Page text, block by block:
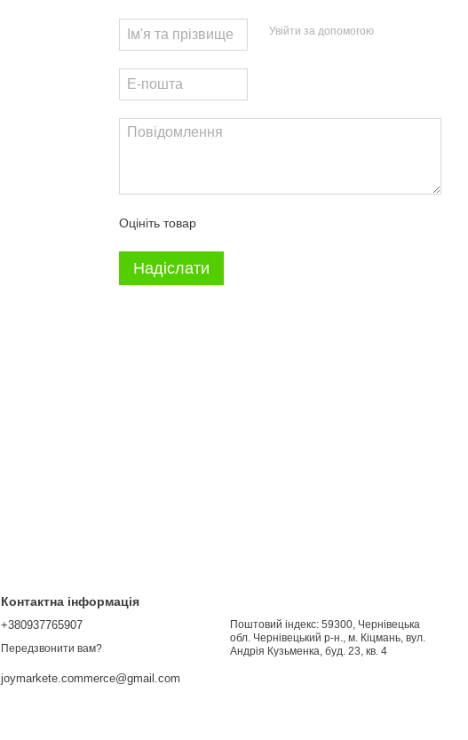
Увійти за допомогою
Оцініть товар
Надіслати
Контактна інформація
+380937765907
Передзвонити вам?
joymarkete.commerce@gmail.com
Поштовий індекс: 59300, Чернівецька
обл. Чернівецький р-н., м. Кіцмань, вул.
Андрія Кузьменка, буд. 23, кв. 4